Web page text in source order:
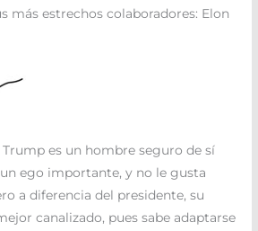
más estrechos colaboradores: Elon
es un hombre seguro de sí
ego importante, y no le gusta
a diferencia del presidente, su
canalizado, pues sabe adaptarse